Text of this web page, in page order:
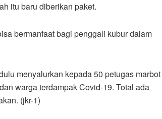
itu baru diberikan paket.
bermanfaat bagi penggali kubur dalam
menyalurkan kepada 50 petugas marbot
warga terdampak Covid-19. Total ada
(jkr-1)